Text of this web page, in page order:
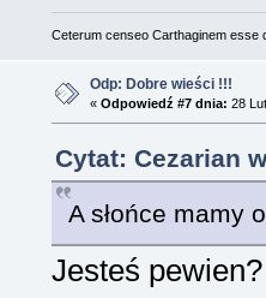
Ceterum censeo Carthaginem esse
Odp: Dobre wieści !!!
« Odpowiedź #7 dnia: 28
Cytat: Cezarian
A słońce mamy
Jesteś